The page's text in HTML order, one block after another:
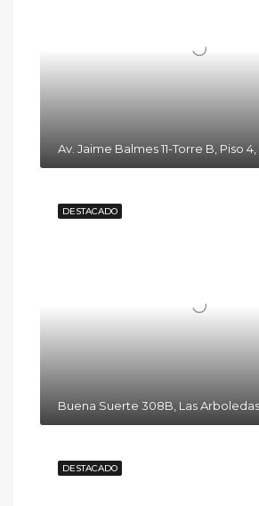
DESTACADO
DESTACADO